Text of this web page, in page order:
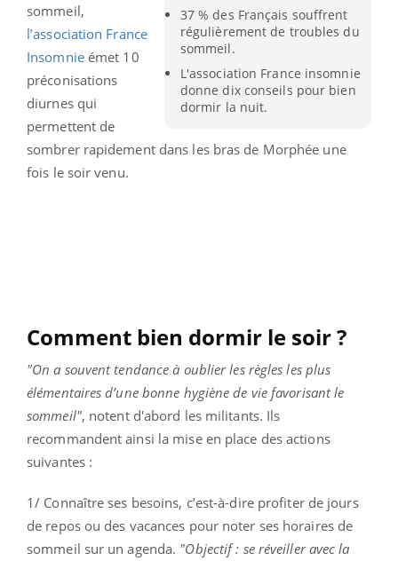
37 % des Français souffrent
régulièrement de troubles du
sommeil.
L'association France insomnie
donne dix conseils pour bien
dormir la nuit.
sommeil,
l’association France
Insomnieémet 10
préconisations
diurnes qui
permettent de
sombrer rapidement dans les bras de Morphée une
fois le soir venu.
Comment bien dormir le soir ?
"On a souvent tendance à oublier les règles les plus
élémentaires d’une bonne hygiène de vie favorisant le
sommeil", notent d'abord les militants. Ils
recommandent ainsi la mise en place des actions
suivantes :
1/ Connaître ses besoins, c’est-à-dire profiter de jours
de repos ou des vacances pour noter ses horaires de
sommeil sur un agenda. "Objectif : se réveiller avec la